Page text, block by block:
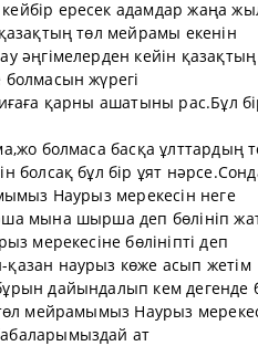
ересек адамдар жаңа
төл мейрамы екенін
әңгімелерден кейін қазақтың
жүрегі
қарны ашатыны рас.Бұл
болмаса басқа ұлттардың
болсақ бұл бір ұят
Наурыз мерекесін неге
мына шырша деп бөлініп
мерекесіне бөлініпті деп
наурыз көже асып жетім
дайындалып кем дегенде
мейрамымыз Наурыз
ат